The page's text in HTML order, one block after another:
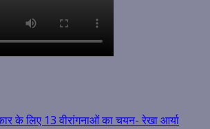
के लिए 13 वीरांगनाओं का चयन- रेखा आर्या